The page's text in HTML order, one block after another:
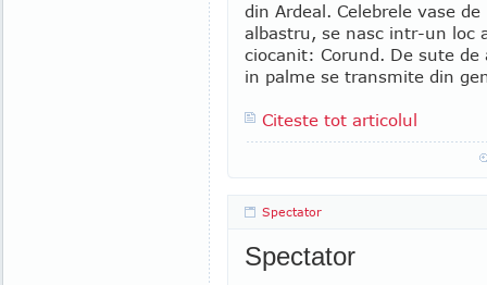
din Ardeal. Celebrele vase
albastru, se nasc intr-un loc
ciocanit: Corund. De sute
in palme se transmite din
Citeste tot articolul
Spectator
Spectator